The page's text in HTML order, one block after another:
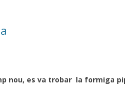
nou, es va trobar la formiga